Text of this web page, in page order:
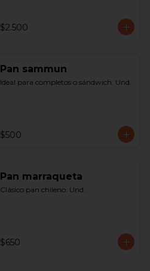
$2.500
Pan sammun
Ideal para completos o sándwich. Und.
$500
Pan marraqueta
Clásico pan chileno. Und.
$650